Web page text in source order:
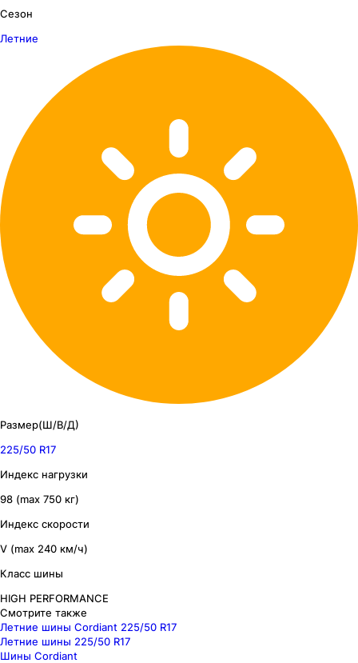
Сезон
Летние
Размер(Ш/В/Д)
225/50 R17
Индекс нагрузки
98 (max 750 кг)
Индекс скорости
V (max 240 км/ч)
Класс шины
HIGH PERFORMANCE
Смотрите также
Летние шины Cordiant 225/50 R17
Летние шины 225/50 R17
Шины Cordiant